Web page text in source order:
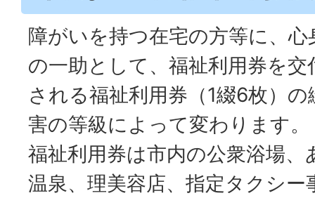
障がいを持つ在宅の方等に、
の一助として、福祉利用券を
される福祉利用券（1綴6枚）
害の等級によって変わります。
福祉利用券は市内の公衆浴場
温泉、理美容店、指定タクシ